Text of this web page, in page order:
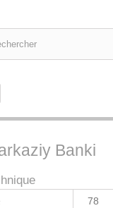
Banki
78